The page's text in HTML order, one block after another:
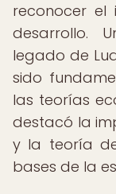
reconocer el
desarrollo.
legado de
sido
las teorías
destacó la
y la teoría
bases de la